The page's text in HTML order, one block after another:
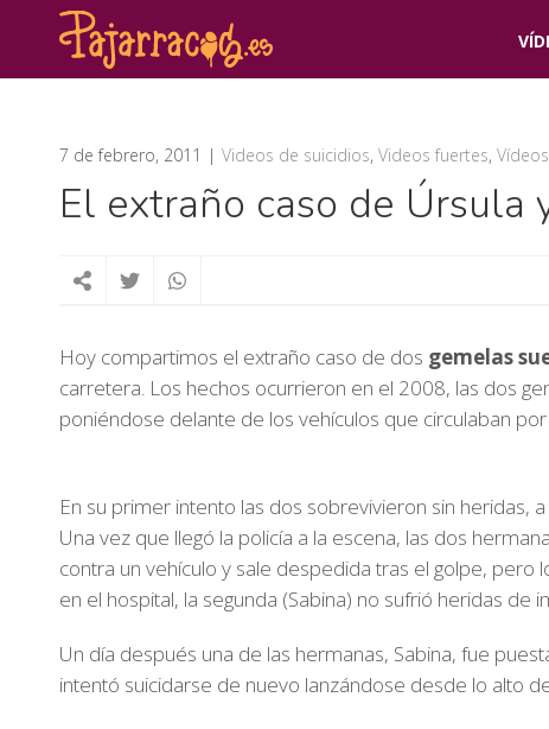
7 de febrero, 2011 Videos de suicidios, Videos fuertes,
El extraño caso de Úrsula
Hoy compartimos el extraño caso de dos gemelas
carretera. Los hechos ocurrieron en el 2008, las dos
poniéndose delante de los vehículos que circulaban
En su primer intento las dos sobrevivieron sin
Una vez que llegó la policía a la escena, las dos
contra un vehículo y sale despedida tras el golpe,
en el hospital, la segunda (Sabina) no sufrió heridas de
Un día después una de las hermanas, Sabina, fue
intentó suicidarse de nuevo lanzándose desde lo alto